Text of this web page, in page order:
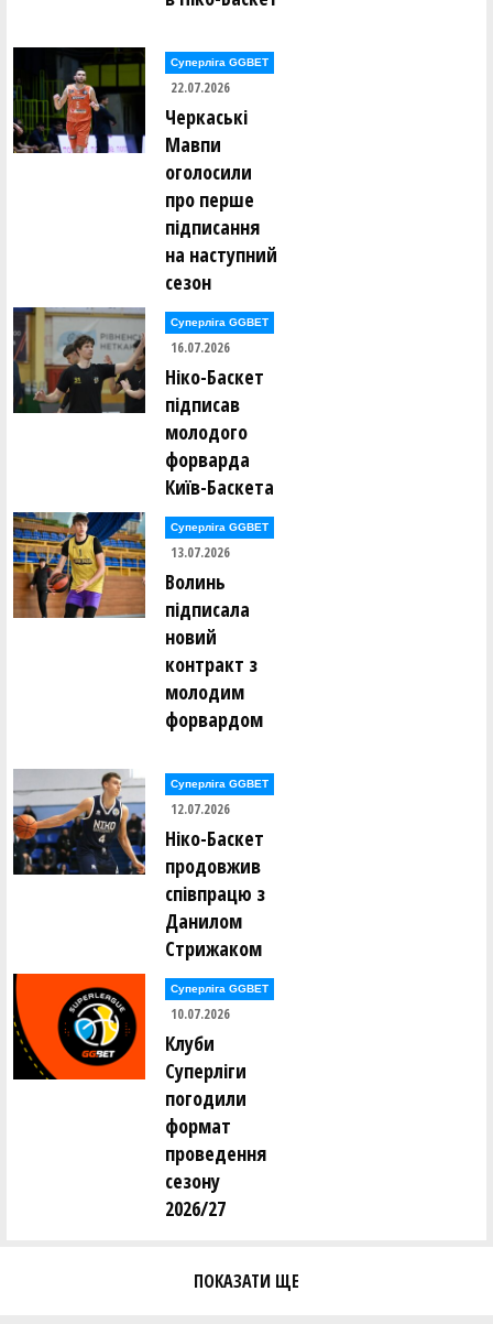
Іван Росквас ()
Глєб Рудаков ()
Ганна Руденко ()
Андрій Рудик ()
Андрій Рудик ()
Михайло Рудик ()
Альбіна Сазонова ()
Сергій Сальніков ()
Сергій Сальніков ()
Вясчеслав Севаст'янов ()
Євген Селіванов ()
Світлана Середня ()
Олег Сивулицький ()
Вадим Сірий ()
Валентин Сліпуха ()
В'ячеслав Слюсар ()
Станіслав Смірнов ()
Віктор Соболевський ()
Ігор Соловей ()
Антон Соловйов ()
Євген Сорока ()
Анна Сорокіна (Литвин) ()
Євгенія Спітковська ()
Максим Сташук ()
Богдан Стеценко ()
Ярослав Стецюк ()
Андрій Ступченко ()
Олександр Сукачов ()
Сергій Тисленко ()
Андрій Тихонов ()
І. Ткаченко ()
Євген Тодуров ()
Аліна Томін ()
Олександр Тюрін ()
Ірина Фамаре ()
Олександр Федоренко ()
Сергій Федорів ()
Андрій Федорченко ()
Андрій Фоменко ()
Олександр Фоменко ()
Валерій Халавчук ()
Олександр Харченко ()
Суперліга GGBET
22.07.2026
Черкаські
Мавпи
оголосили
про перше
підписання
на наступний
сезон
Суперліга GGBET
16.07.2026
Ніко-Баскет
підписав
молодого
форварда
Київ-Баскета
Суперліга GGBET
13.07.2026
Волинь
підписала
новий
контракт з
молодим
форвардом
Суперліга GGBET
12.07.2026
Ніко-Баскет
продовжив
співпрацю з
Данилом
Стрижаком
Суперліга GGBET
10.07.2026
Клуби
Суперліги
погодили
формат
проведення
сезону
2026/27
ПОКАЗАТИ ЩЕ